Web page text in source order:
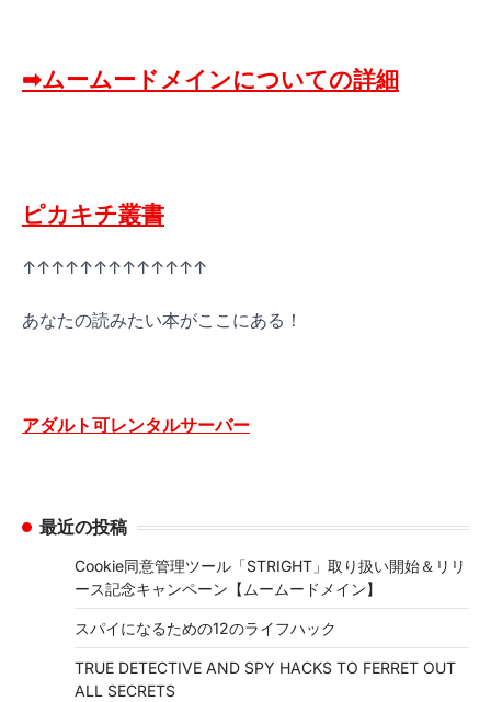
➡ムームードメインについての詳細
ピカキチ叢書
↑↑↑↑↑↑↑↑↑↑↑↑↑
あなたの読みたい本がここにある！
アダルト可レンタルサーバー
最近の投稿
Cookie同意管理ツール「STRIGHT」取り扱い開始＆リリ
ース記念キャンペーン【ムームードメイン】
スパイになるための12のライフハック
TRUE DETECTIVE AND SPY HACKS TO FERRET OUT
ALL SECRETS